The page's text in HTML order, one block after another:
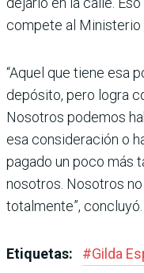
compete al Ministerio
“Aquel que tiene esa
depósito, pero logra
Nosotros podemos
esa consideración o
pagado un poco más
nosotros. Nosotros
totalmente”, concluyó.
Etiquetas: #Gilda